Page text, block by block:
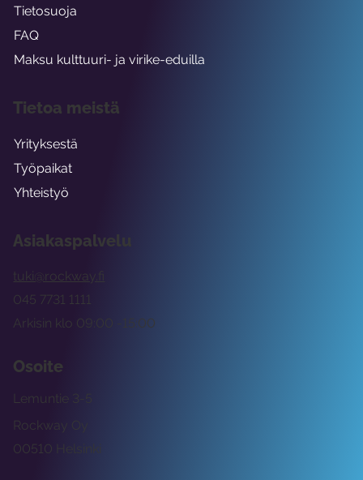
Asiakaspalvelu
tuki@rockway.fi
Arkisin klo 09:00 -15:00
045 7731 1111
Osoite
Rockway Oy
Lemuntie 3-5
00510 Helsinki
Tietosuoja
FAQ
Maksu kulttuuri- ja virike-eduilla
Tietoa meistä
Yrityksestä
Työpaikat
Yhteistyö